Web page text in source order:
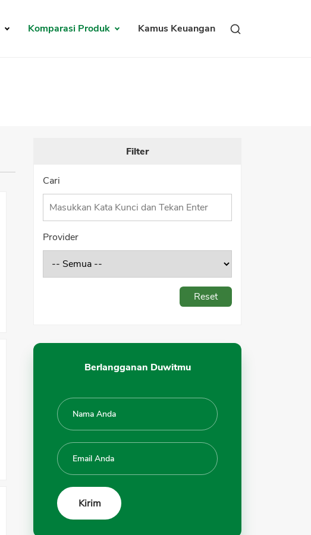
Komparasi Produk Kamus Keuangan
Filter
Cari
Provider
Reset
Berlangganan Duwitmu